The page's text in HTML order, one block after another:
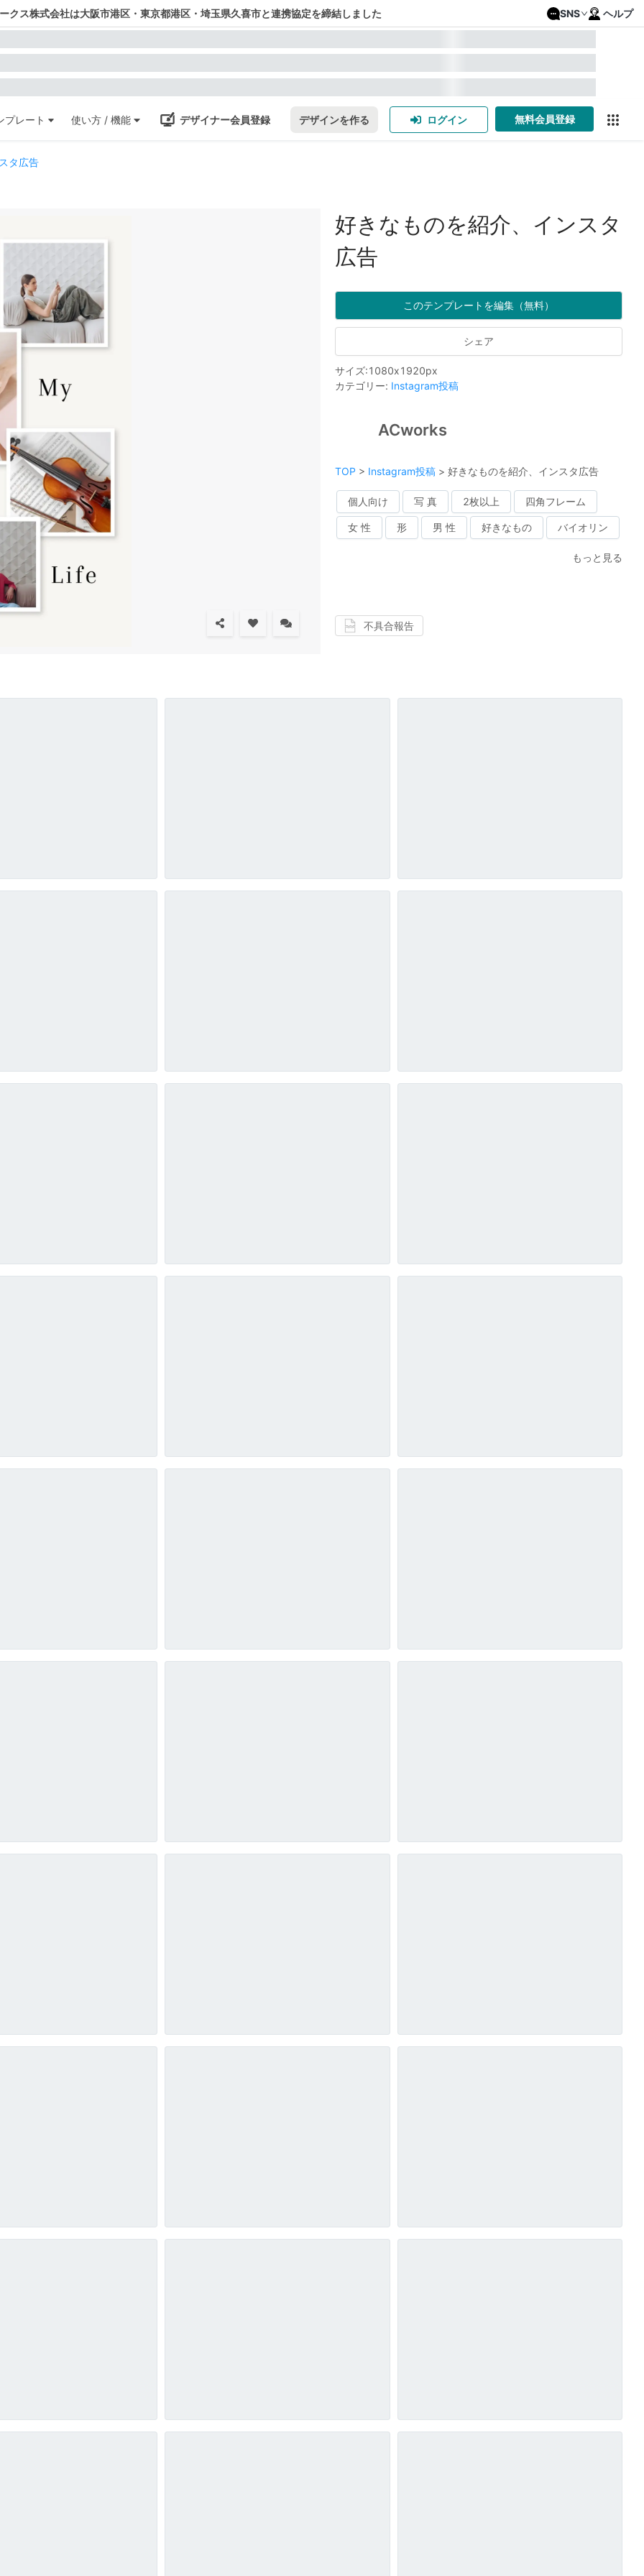
クス株式会社は大阪市港区・東京都港区・埼玉県久喜市と連携協定を締結しました SNS ヘルプ
プレート 使い方 / 機能 デザイナー会員登録 デザインを作る ログイン 無料会員登録
タ広告
好きなものを紹介、インスタ
広告
このテンプレートを編集（無料）
シェア
サイズ:1080x1920px
カテゴリー: Instagram投稿
ACworks
TOP > Instagram投稿 > 好きなものを紹介、インスタ広告
個人向け 写 真 2枚以上 四角フレーム
女 性 形 男 性 好きなもの バイオリン
もっと見る
不具合報告